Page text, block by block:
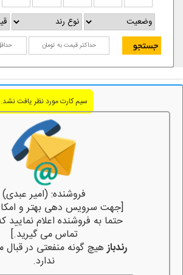
سیم کارت مورد نظر یافت نشد.
فروشنده: (امیر عبدی)
[جهت سرویس دهی بهتر و
حتما به فروشنده اعلام نمایید
تماس می گیرید.]
رندبازهیچ گونه منفعتی در قبال
ندارد.